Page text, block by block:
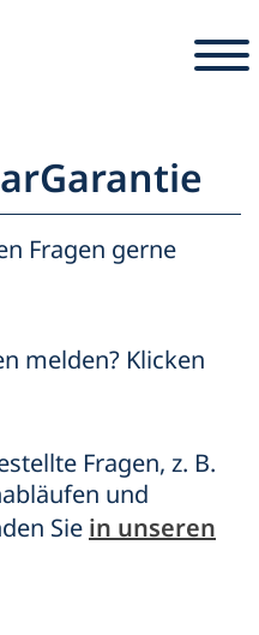
Fragen gerne
melden? Klicken
Fragen, z. B.
und
Sie in unseren